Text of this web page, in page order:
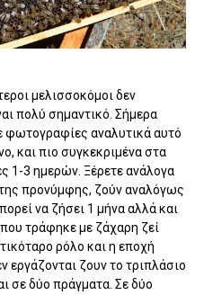
μελισσοκόμοι δεν
πολύ σημαντικό. Σήμερα
φωτογραφίες αναλυτικά αυτό
και πιο συγκεκριμένα στα
1-3 ημερών. Ξέρετε ανάλογα
προνύμφης, ζούν αναλόγως
να ζήσει 1 μήνα αλλά και
τράφηκε με ζάχαρη ζεί
ρόλο και η εποχή
εργάζονται ζουν το τριπλάσιο
σε δύο πράγματα. Σε δύο